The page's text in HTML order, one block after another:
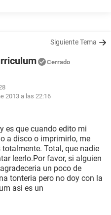
Siguiente Tema
Cerrado
2013 a las 22:16
es que cuando edito mi
a disco o imprimirlo, me
Total, que nadie
leerlo.Por favor, si alguien
un poco de
tonteria pero no doy con la
asi es un